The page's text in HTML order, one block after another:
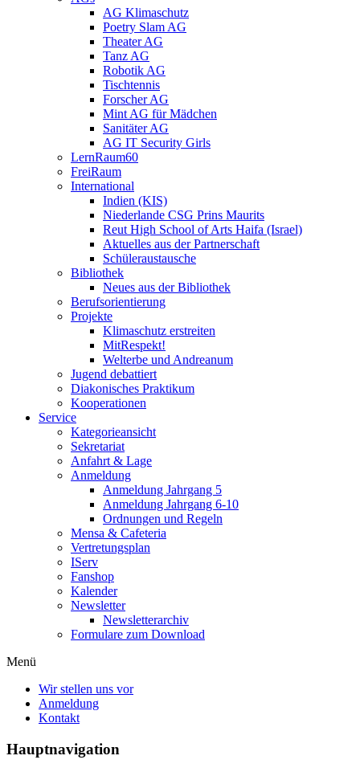
AG Klimaschutz
Poetry Slam AG
Theater AG
Tanz AG
Robotik AG
Tischtennis
Forscher AG
Mint AG für Mädchen
Sanitäter AG
AG IT Security Girls
LernRaum60
FreiRaum
International
Indien (KIS)
Niederlande CSG Prins Maurits
Reut High School of Arts Haifa (Israel)
Aktuelles aus der Partnerschaft
Schüleraustausche
Bibliothek
Neues aus der Bibliothek
Berufsorientierung
Projekte
Klimaschutz erstreiten
MitRespekt!
Welterbe und Andreanum
Jugend debattiert
Diakonisches Praktikum
Kooperationen
Service
Kategorieansicht
Sekretariat
Anfahrt & Lage
Anmeldung
Anmeldung Jahrgang 5
Anmeldung Jahrgang 6-10
Ordnungen und Regeln
Mensa & Cafeteria
Vertretungsplan
IServ
Fanshop
Kalender
Newsletter
Newsletterarchiv
Formulare zum Download
Menü
Wir stellen uns vor
Anmeldung
Kontakt
Hauptnavigation